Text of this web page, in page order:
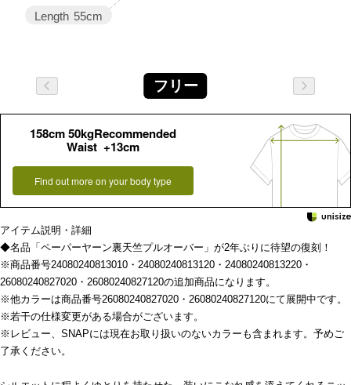
Length 55cm
フリー
158cm 50kgRecommended
Waist +13cm
Find out more on your body type
アイテム説明・詳細
◆名品「ペーパーヤーン裏天竺プルオーバー」が2年ぶりに待望の復刻！
※商品番号24080240813010・24080240813120・24080240813220・
26080240827020・26080240827120の追加商品になります。
※他カラーは商品番号26080240827020・26080240827120にて展開中です。
※若干の仕様変更がある場合がございます。
※レビュー、SNAPには現在お取り扱いのないカラーも含まれます。予めご
了承ください。